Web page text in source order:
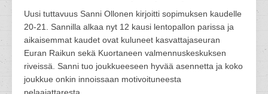
Uusi tuttavuus Sanni Ollonen kirjoitti sopimuksen kaudelle
20-21. Sannilla alkaa nyt 12 kausi lentopallon parissa ja
aikaisemmat kaudet ovat kuluneet kasvattajaseuran
Euran Raikun sekä Kuortaneen valmennuskeskuksen
riveissä. Sanni tuo joukkueeseen hyvää asennetta ja koko
joukkue onkin innoissaan motivoituneesta